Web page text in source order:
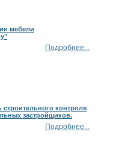
мебели
Подробнее...
строительного контроля
застройщиков.
Подробнее...